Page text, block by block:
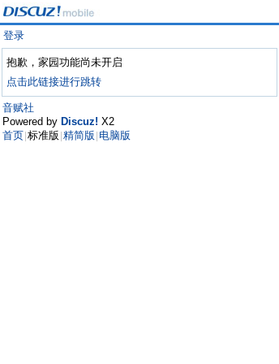
登录
抱歉，家园功能尚未开启
点击此链接进行跳转
音赋社
Powered by Discuz! X2
首页 标准版 精简版 电脑版